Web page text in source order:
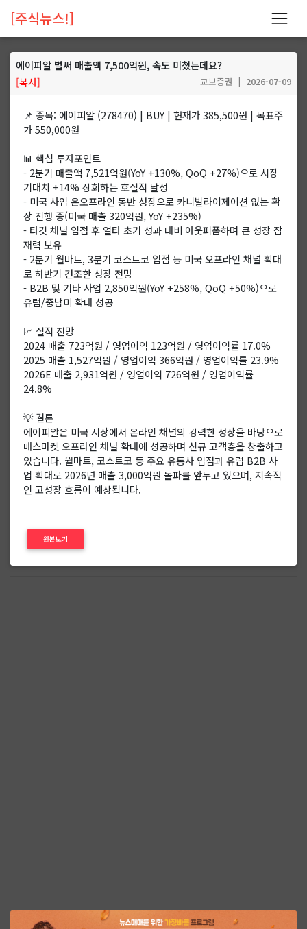
[주식뉴스!]
에이피알 벌써 매출액 7,500억원, 속도 미쳤는데요?
[복사]
교보증권 | 2026-07-09
📌 종목: 에이피알 (278470) | BUY | 현재가 385,500원 | 목표주
가 550,000원
📊 핵심 투자포인트
- 2분기 매출액 7,521억원(YoY +130%, QoQ +27%)으로 시장
기대치 +14% 상회하는 호실적 달성
- 미국 사업 온오프라인 동반 성장으로 카니발라이제이션 없는 확
장 진행 중(미국 매출 320억원, YoY +235%)
- 타깃 채널 입점 후 얼타 초기 성과 대비 아웃퍼폼하며 큰 성장 잠
재력 보유
- 2분기 월마트, 3분기 코스트코 입점 등 미국 오프라인 채널 확대
로 하반기 견조한 성장 전망
- B2B 및 기타 사업 2,850억원(YoY +258%, QoQ +50%)으로
유럽/중남미 확대 성공
📈 실적 전망
2024 매출 723억원 / 영업이익 123억원 / 영업이익률 17.0%
2025 매출 1,527억원 / 영업이익 366억원 / 영업이익률 23.9%
2026E 매출 2,931억원 / 영업이익 726억원 / 영업이익률
24.8%
💡 결론
에이피알은 미국 시장에서 온라인 채널의 강력한 성장을 바탕으로
매스마켓 오프라인 채널 확대에 성공하며 신규 고객층을 창출하고
있습니다. 월마트, 코스트코 등 주요 유통사 입점과 유럽 B2B 사
업 확대로 2026년 매출 3,000억원 돌파를 앞두고 있으며, 지속적
인 고성장 흐름이 예상됩니다.
원본보기